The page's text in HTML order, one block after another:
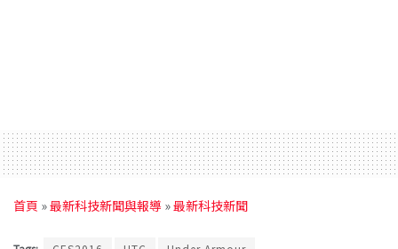
首頁 »最新科技新聞與報導 »最新科技新聞